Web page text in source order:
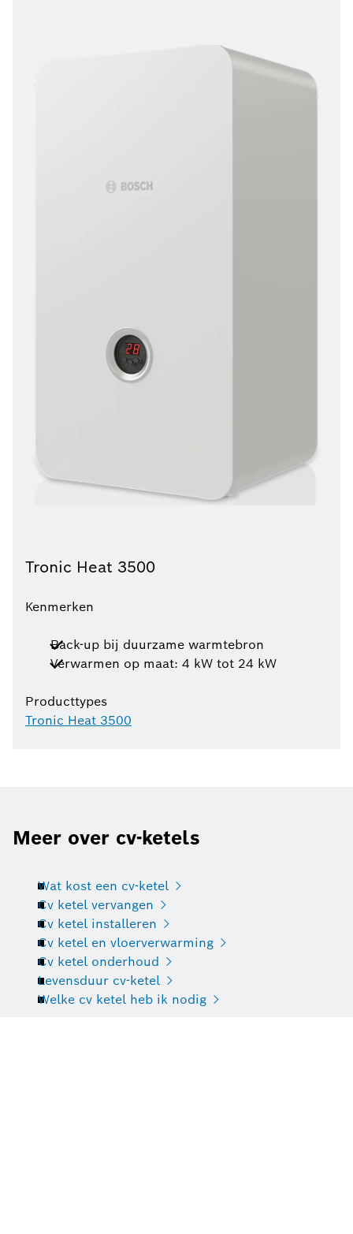
Tronic Heat 3500
Kenmerken
Back-up bij duurzame warmtebron
Verwarmen op maat: 4 kW tot 24 kW
Producttypes
Tronic Heat 3500
Meer over cv-ketels
Wat kost een cv-ketel
Cv ketel vervangen
Cv ketel installeren
Cv ketel en vloerverwarming
Cv ketel onderhoud
Levensduur cv-ketel
Welke cv ketel heb ik nodig